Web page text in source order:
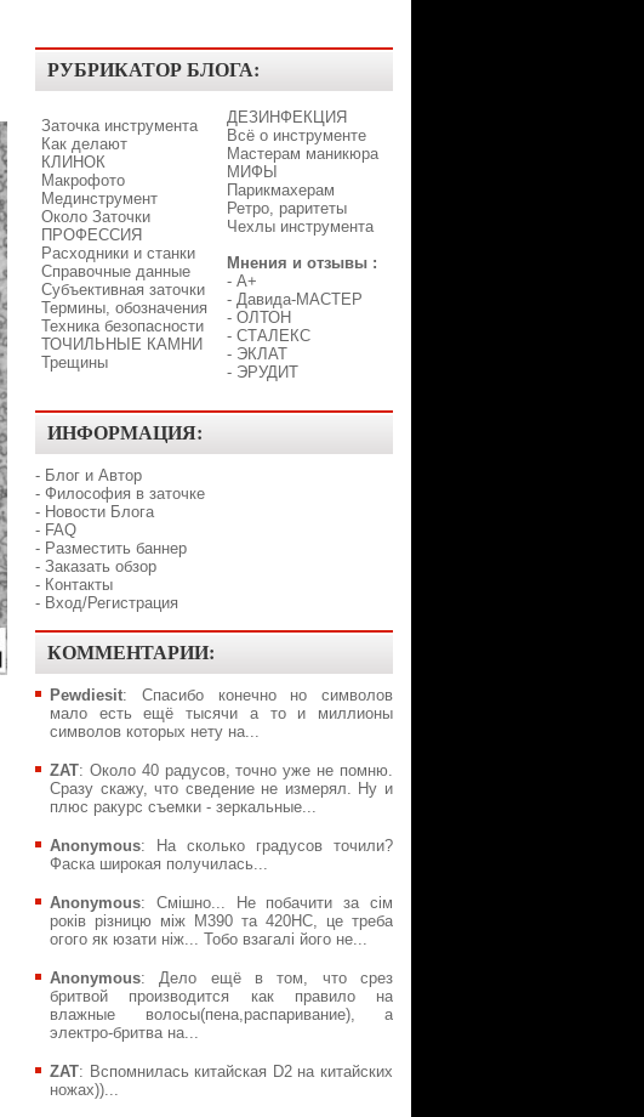
РУБРИКАТОР БЛОГА:
Заточка инструмента
Как делают
КЛИНОК
Макрофото
Мединструмент
Около Заточки
ПРОФЕССИЯ
Расходники и станки
Справочные данные
Субъективная заточки
Термины, обозначения
Техника безопасности
ТОЧИЛЬНЫЕ КАМНИ
Трещины
ДЕЗИНФЕКЦИЯ
Всё о инструменте
Мастерам маникюра
МИФЫ
Парикмахерам
Ретро, раритеты
Чехлы инструмента
Мнения и отзывы :
- A+
- Давида-МАСТЕР
- ОЛТОН
- СТАЛЕКС
- ЭКЛАТ
- ЭРУДИТ
ИНФОРМАЦИЯ:
- Блог и Автор
- Философия в заточке
- Новости Блога
- FAQ
- Разместить баннер
- Заказать обзор
- Контакты
- Вход/Регистрация
КОММЕНТАРИИ:
Pewdiesit: Спасибо конечно но символов
мало есть ещё тысячи а то и миллионы
символов которых нету на...
ZAT: Около 40 радусов, точно уже не помню.
Сразу скажу, что сведение не измерял. Ну и
плюс ракурс съемки - зеркальные...
Anonymous: На сколько градусов точили?
Фаска широкая получилась...
Anonymous: Смішно... Не побачити за сім
років різницю між М390 та 420НС, це треба
огого як юзати ніж... Тобо взагалі його не...
Anonymous: Дело ещё в том, что срез
бритвой производится как правило на
влажные волосы(пена,распаривание), а
электро-бритва на...
ZAT: Вспомнилась китайская D2 на китайских
ножах))...